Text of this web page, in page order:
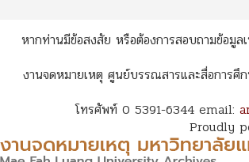
หากท่านมีข้อสงสัย หรือต้องการสอบถามข้อมูล
งานจดหมายเหตุ ศูนย์บรรณสารและสื่อการศึ
โทรศัพท์ 0 5391-6344 email:
Proudly